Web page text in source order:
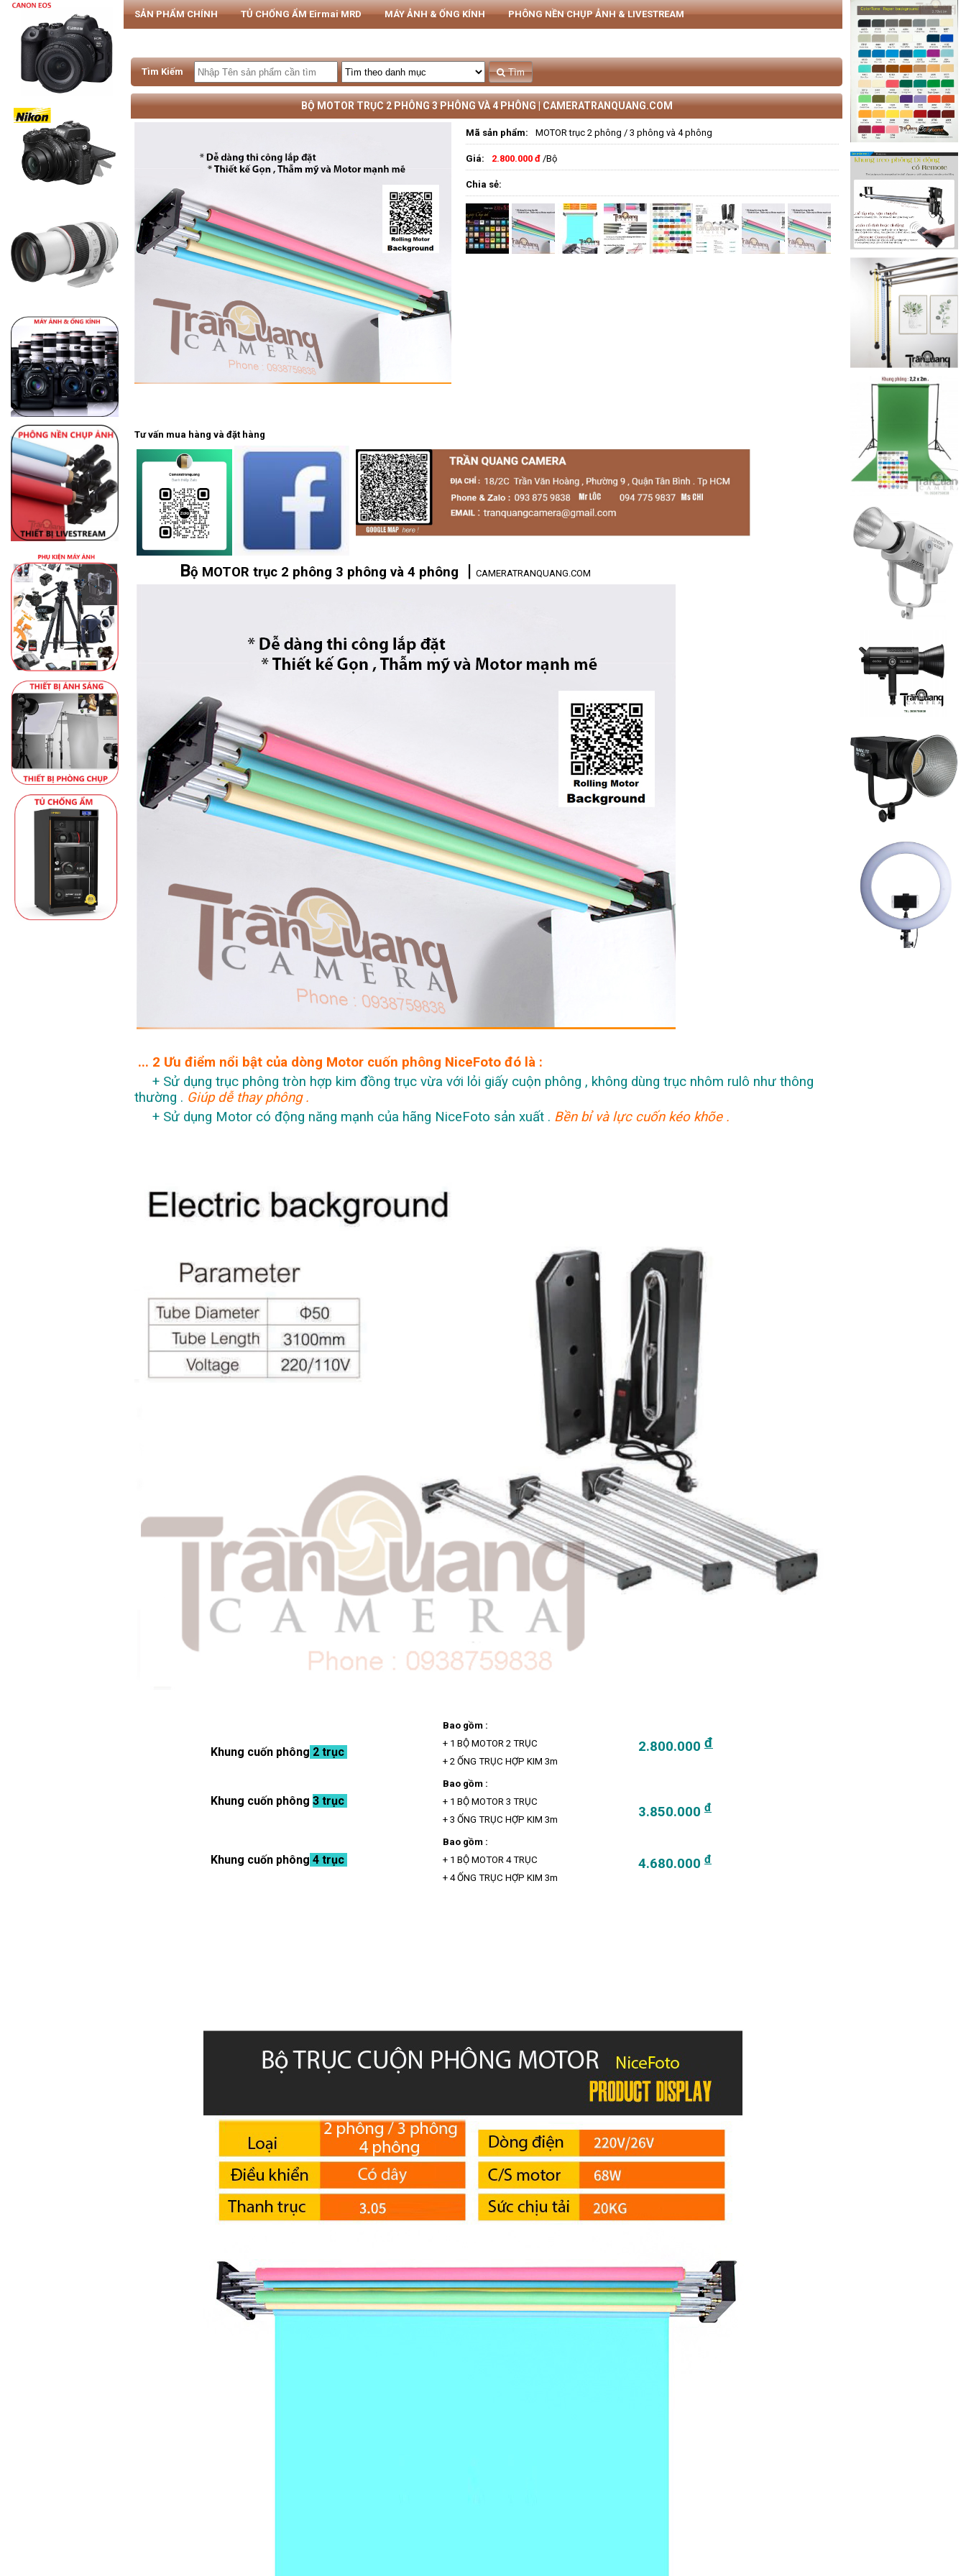
SẢN PHẨM CHÍNH TỦ CHỐNG ẨM Eirmai MRD MÁY ẢNH & ỐNG KÍNH PHÔNG NỀN CHỤP ẢNH & LIVESTREAM
Tìm Kiếm Tìm
BỘ MOTOR TRỤC 2 PHÔNG 3 PHÔNG VÀ 4 PHÔNG | CAMERATRANQUANG.COM
Mã sản phẩm: MOTOR trục 2 phông / 3 phông và 4 phông
Giá: 2.800.000 đ /Bộ
Chia sẻ:
Tư vấn mua hàng và đặt hàng
Bộ MOTOR trục 2 phông 3 phông và 4 phông | CAMERATRANQUANG.COM
... 2 Ưu điểm nổi bật của dòng Motor cuốn phông NiceFoto đó là :
+ Sử dụng trục phông tròn hợp kim đồng trục vừa với lỏi giấy cuộn phông , không dùng trục nhôm rulô như thông
thường . Giúp dễ thay phông .
+ Sử dụng Motor có động năng mạnh của hãng NiceFoto sản xuất . Bền bỉ và lực cuốn kéo khõe .
Khung cuốn phông 2 trục
Bao gồm :
+ 1 BỘ MOTOR 2 TRỤC
+ 2 ỐNG TRỤC HỢP KIM 3m
2.800.000 đ
Khung cuốn phông 3 trục
Bao gồm :
+ 1 BỘ MOTOR 3 TRỤC
+ 3 ỐNG TRỤC HỢP KIM 3m
3.850.000 đ
Khung cuốn phông 4 trục
Bao gồm :
+ 1 BỘ MOTOR 4 TRỤC
+ 4 ỐNG TRỤC HỢP KIM 3m
4.680.000 đ